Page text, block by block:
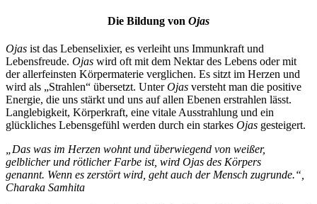
Die Bildung von Ojas
Ojas ist das Lebenselixier, es verleiht uns Immunkraft und
Lebensfreude. Ojas wird oft mit dem Nektar des Lebens oder mit
der allerfeinsten Körpermaterie verglichen. Es sitzt im Herzen und
wird als „Strahlen“ übersetzt. UnterOjas versteht man die positive
Energie, die uns stärkt und uns auf allen Ebenen erstrahlen lässt.
Langlebigkeit, Körperkraft, eine vitale Ausstrahlung und ein
glückliches Lebensgefühl werden durch ein starkes Ojas gesteigert.
„Das was im Herzen wohnt und überwiegend von weißer,
gelblicher und rötlicher Farbe ist, wird Ojas des Körpers
genannt. Wenn es zerstört wird, geht auch der Mensch zugrunde.“,
Charaka Samhita